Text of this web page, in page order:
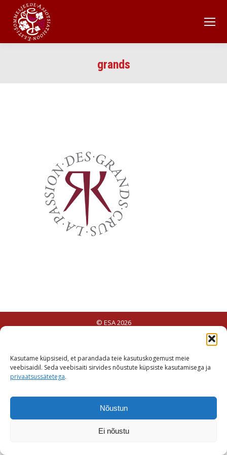
Kasutame küpsiseid, et parandada teie kasutuskogemust meie
veebisaidil. Seda veebisaiti sirvides nõustute küpsiste kasutamisega ja
privaatsussätetega.
Nõustun
Ei nõustu
grands
© ESA 2026